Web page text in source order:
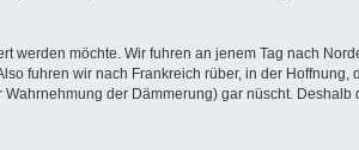
werden möchte. Wir fuhren an jenem Tag nach
fuhren wir nach Frankreich rüber, in der
der Dämmerung) gar nüscht.